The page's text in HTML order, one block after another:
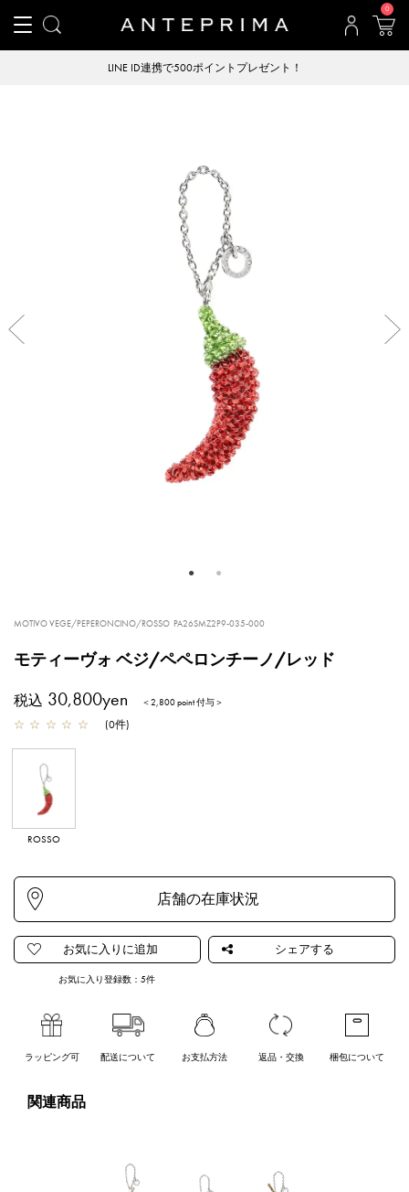
0
LINE ID連携で500ポイントプレゼント！
MOTIVO VEGE/PEPERONCINO/ROSSO PA26SMZ2P9-035-000
モティーヴォ ベジ/ペペロンチーノ/レッド
税込 30,800yen ＜2,800 point 付与＞
☆ ☆ ☆ ☆ ☆ (0件)
ROSSO
お気に入り登録数：5件
ラッピング可 配送について お支払方法 返品・交換 梱包について
関連商品